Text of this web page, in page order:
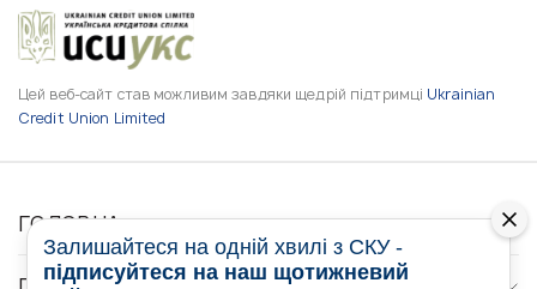
Цей веб-сайт став можливим завдяки щедрій підтримці Ukrainian
Credit Union Limited
ГОЛОВНА
Залишайтеся на одній хвилі з СКУ -
підписуйтеся на наш щотижневий